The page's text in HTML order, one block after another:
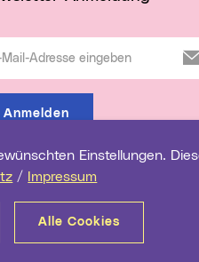
/ Impressum
Alle Cookies
Anmelden